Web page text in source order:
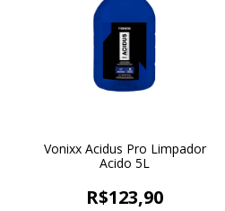
Vonixx Acidus Pro Limpador
Acido 5L
R$123,90